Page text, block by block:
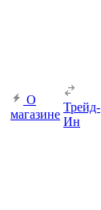
О
магазине
Трейд-
Ин